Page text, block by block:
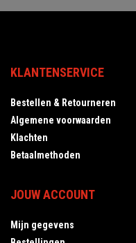
KLANTENSERVICE
Bestellen & Retourneren
Algemene voorwaarden
Klachten
Betaalmethoden
JOUW ACCOUNT
Mijn gegevens